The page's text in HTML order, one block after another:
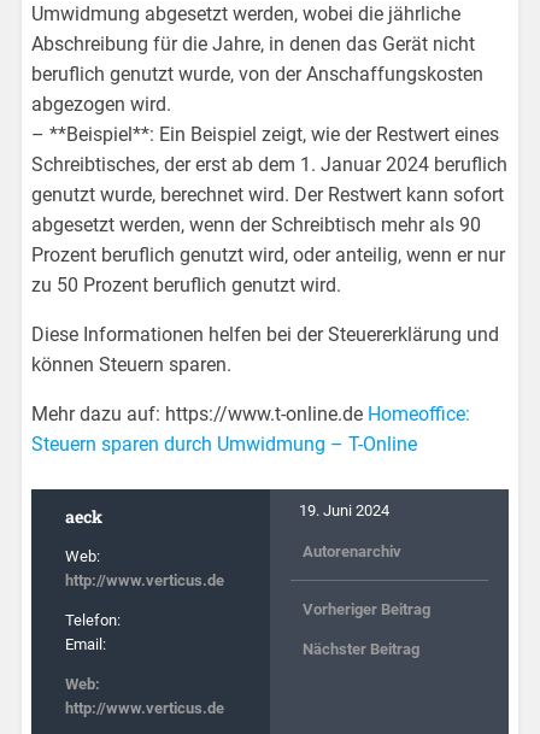
Umwidmung abgesetzt werden, wobei die jährliche
Abschreibung für die Jahre, in denen das Gerät nicht
beruflich genutzt wurde, von der Anschaffungskosten
abgezogen wird.
– **Beispiel**: Ein Beispiel zeigt, wie der Restwert eines
Schreibtisches, der erst ab dem 1. Januar 2024 beruflich
genutzt wurde, berechnet wird. Der Restwert kann sofort
abgesetzt werden, wenn der Schreibtisch mehr als 90
Prozent beruflich genutzt wird, oder anteilig, wenn er nur
zu 50 Prozent beruflich genutzt wird.
Diese Informationen helfen bei der Steuererklärung und
können Steuern sparen.
Mehr dazu auf: https://www.t-online.de Homeoffice:
Steuern sparen durch Umwidmung – T-Online
aeck
Web:
http://www.verticus.de
Telefon:
Email:
Web:
http://www.verticus.de
19. Juni 2024
Autorenarchiv
Vorheriger Beitrag
Nächster Beitrag